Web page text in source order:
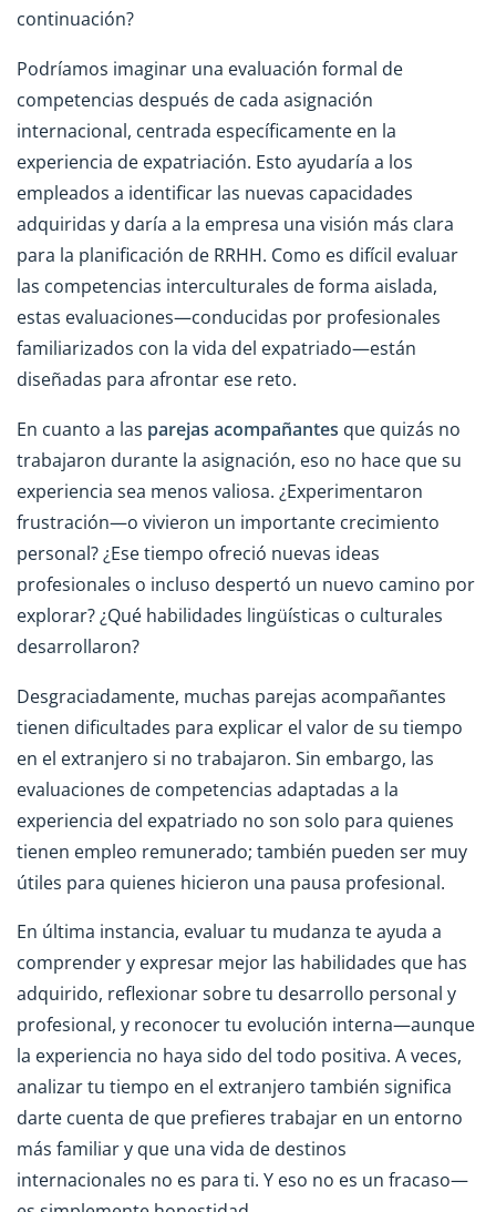
continuación?
Podríamos imaginar una evaluación formal de
competencias después de cada asignación
internacional, centrada específicamente en la
experiencia de expatriación. Esto ayudaría a los
empleados a identificar las nuevas capacidades
adquiridas y daría a la empresa una visión más clara
para la planificación de RRHH. Como es difícil evaluar
las competencias interculturales de forma aislada,
estas evaluaciones—conducidas por profesionales
familiarizados con la vida del expatriado—están
diseñadas para afrontar ese reto.
En cuanto a las parejas acompañantes que quizás no
trabajaron durante la asignación, eso no hace que su
experiencia sea menos valiosa. ¿Experimentaron
frustración—o vivieron un importante crecimiento
personal? ¿Ese tiempo ofreció nuevas ideas
profesionales o incluso despertó un nuevo camino por
explorar? ¿Qué habilidades lingüísticas o culturales
desarrollaron?
Desgraciadamente, muchas parejas acompañantes
tienen dificultades para explicar el valor de su tiempo
en el extranjero si no trabajaron. Sin embargo, las
evaluaciones de competencias adaptadas a la
experiencia del expatriado no son solo para quienes
tienen empleo remunerado; también pueden ser muy
útiles para quienes hicieron una pausa profesional.
En última instancia, evaluar tu mudanza te ayuda a
comprender y expresar mejor las habilidades que has
adquirido, reflexionar sobre tu desarrollo personal y
profesional, y reconocer tu evolución interna—aunque
la experiencia no haya sido del todo positiva. A veces,
analizar tu tiempo en el extranjero también significa
darte cuenta de que prefieres trabajar en un entorno
más familiar y que una vida de destinos
internacionales no es para ti. Y eso no es un fracaso—